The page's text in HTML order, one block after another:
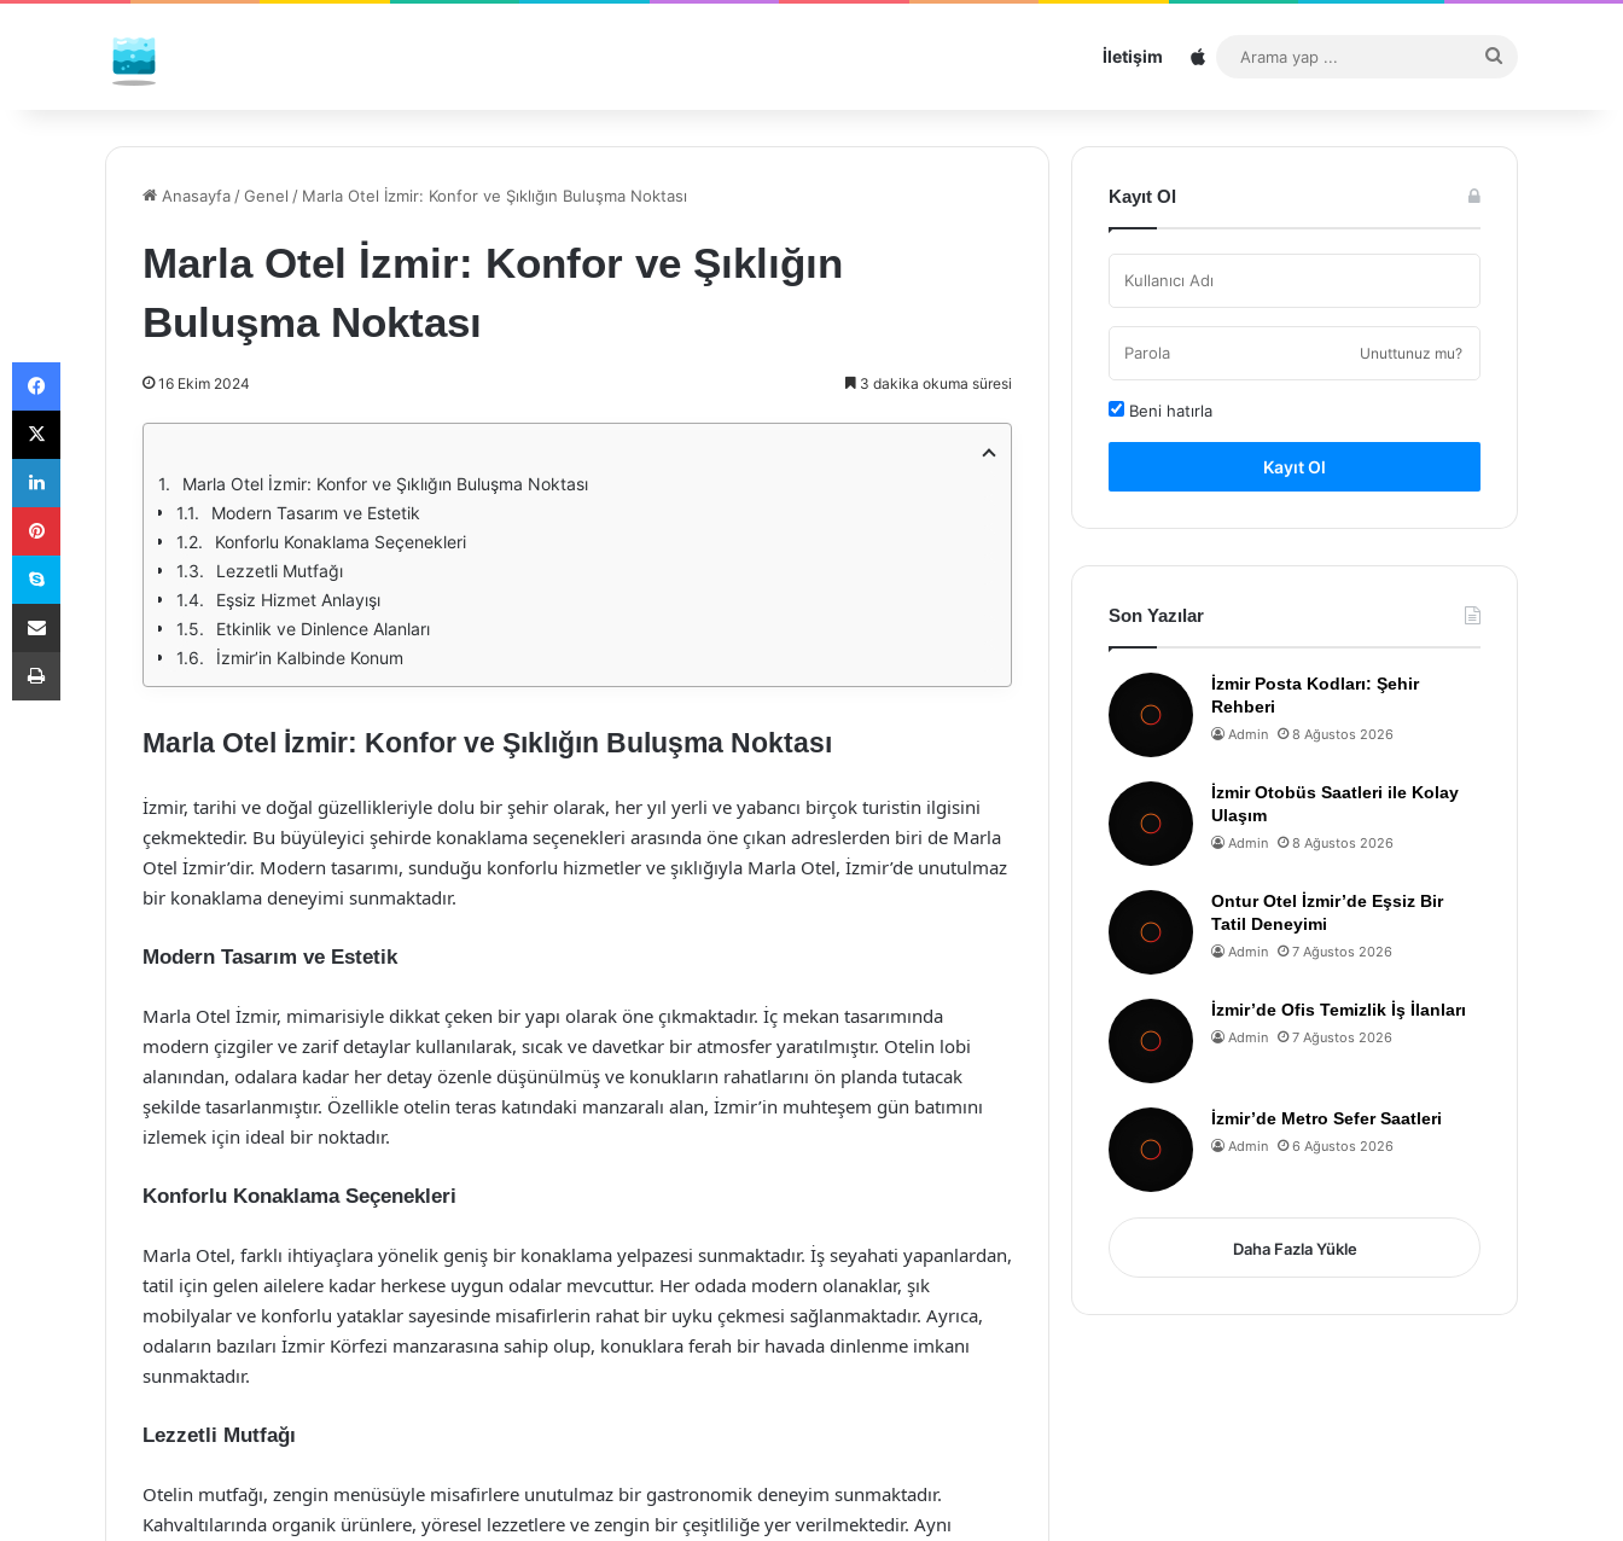
İletişim Sitemap
...
Anasayfa /Genel / Marla Otel İzmir: Konfor ve Şıklığın Buluşma Noktası
Marla Otel İzmir: Konfor ve Şıklığın
Buluşma Noktası
16 Ekim 2024 3 dakika okuma süresi
Marla Otel İzmir: Konfor ve Şıklığın Buluşma Noktası
Modern Tasarım ve Estetik
Konforlu Konaklama Seçenekleri
Lezzetli Mutfağı
Eşsiz Hizmet Anlayışı
Etkinlik ve Dinlence Alanları
İzmir’in Kalbinde Konum
Marla Otel İzmir: Konfor ve Şıklığın Buluşma Noktası
İzmir, tarihi ve doğal güzellikleriyle dolu bir şehir olarak, her yıl yerli ve yabancı birçok turistin ilgisini
çekmektedir. Bu büyüleyici şehirde konaklama seçenekleri arasında öne çıkan adreslerden biri de Marla
Otel İzmir’dir. Modern tasarımı, sunduğu konforlu hizmetler ve şıklığıyla Marla Otel, İzmir’de unutulmaz
bir konaklama deneyimi sunmaktadır.
Modern Tasarım ve Estetik
Marla Otel İzmir, mimarisiyle dikkat çeken bir yapı olarak öne çıkmaktadır. İç mekan tasarımında
modern çizgiler ve zarif detaylar kullanılarak, sıcak ve davetkar bir atmosfer yaratılmıştır. Otelin lobi
alanından, odalara kadar her detay özenle düşünülmüş ve konukların rahatlarını ön planda tutacak
şekilde tasarlanmıştır. Özellikle otelin teras katındaki manzaralı alan, İzmir’in muhteşem gün batımını
izlemek için ideal bir noktadır.
Konforlu Konaklama Seçenekleri
Marla Otel, farklı ihtiyaçlara yönelik geniş bir konaklama yelpazesi sunmaktadır. İş seyahati yapanlardan,
tatil için gelen ailelere kadar herkese uygun odalar mevcuttur. Her odada modern olanaklar, şık
mobilyalar ve konforlu yataklar sayesinde misafirlerin rahat bir uyku çekmesi sağlanmaktadır. Ayrıca,
odaların bazıları İzmir Körfezi manzarasına sahip olup, konuklara ferah bir havada dinlenme imkanı
sunmaktadır.
Lezzetli Mutfağı
Otelin mutfağı, zengin menüsüyle misafirlere unutulmaz bir gastronomik deneyim sunmaktadır.
Kahvaltılarında organik ürünlere, yöresel lezzetlere ve zengin bir çeşitliliğe yer verilmektedir. Aynı
Kayıt Ol
Unuttunuz mu?
Beni hatırla
Kayıt Ol
Son Yazılar
İzmir Posta Kodları: Şehir
Rehberi
Admin 8 Ağustos 2026
İzmir Otobüs Saatleri ile Kolay
Ulaşım
Admin 8 Ağustos 2026
Ontur Otel İzmir’de Eşsiz Bir
Tatil Deneyimi
Admin 7 Ağustos 2026
İzmir’de Ofis Temizlik İş İlanları
Admin 7 Ağustos 2026
İzmir’de Metro Sefer Saatleri
Admin 6 Ağustos 2026
Daha Fazla Yükle
Facebook
X
LinkedIn
Pinterest
Skype
E-Posta ile paylaş